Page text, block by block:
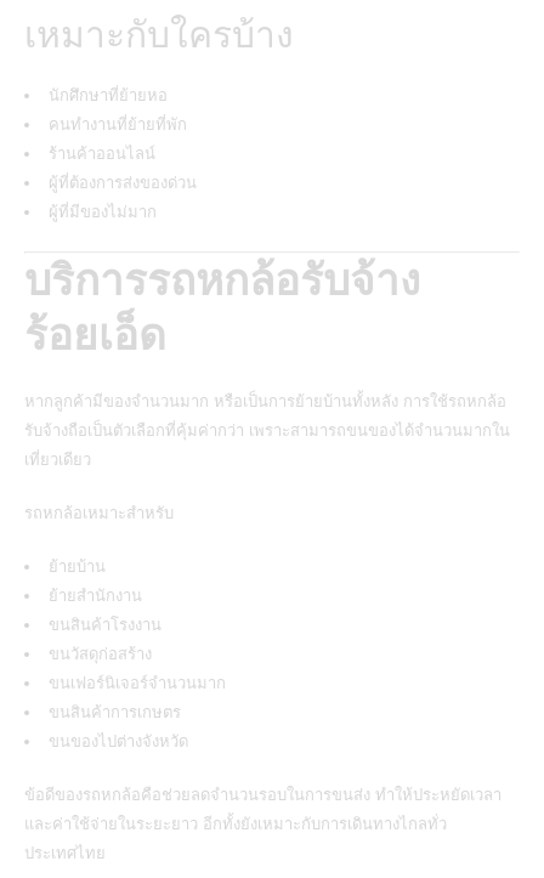
เหมาะกับใครบ้าง
นักศึกษาที่ย้ายหอ
คนทำงานที่ย้ายที่พัก
ร้านค้าออนไลน์
ผู้ที่ต้องการส่งของด่วน
ผู้ที่มีของไม่มาก
บริการรถหกล้อรับจ้าง
ร้อยเอ็ด
หากลูกค้ามีของจำนวนมาก หรือเป็นการย้ายบ้านทั้งหลัง การใช้รถหกล้อ
รับจ้างถือเป็นตัวเลือกที่คุ้มค่ากว่า เพราะสามารถขนของได้จำนวนมากใน
เที่ยวเดียว
รถหกล้อเหมาะสำหรับ
ย้ายบ้าน
ย้ายสำนักงาน
ขนสินค้าโรงงาน
ขนวัสดุก่อสร้าง
ขนเฟอร์นิเจอร์จำนวนมาก
ขนสินค้าการเกษตร
ขนของไปต่างจังหวัด
ข้อดีของรถหกล้อคือช่วยลดจำนวนรอบในการขนส่ง ทำให้ประหยัดเวลา
และค่าใช้จ่ายในระยะยาว อีกทั้งยังเหมาะกับการเดินทางไกลทั่ว
ประเทศไทย